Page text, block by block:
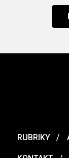
RUBRIKY